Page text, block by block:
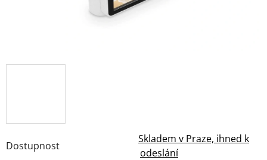
Dostupnost
Skladem v Praze, ihned k
odeslání